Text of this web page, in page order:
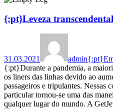
{:pt}Leveza transcendental
31.03.2021 admin
{:pt}Durante a pandemia, a
os liners das linhas devido ao
passageiros e tripulantes. Nessas
particular tornou-se uma das
qualquer lugar do mundo. A